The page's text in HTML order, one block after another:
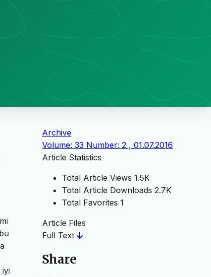
iyi
Archive
Volume: 33 Number: 2 , 01.07.2016
Article Statistics
Total Article Views 1.5K
Total Article Downloads 2.7K
Total Favorites 1
Article Files
Full Text
Share